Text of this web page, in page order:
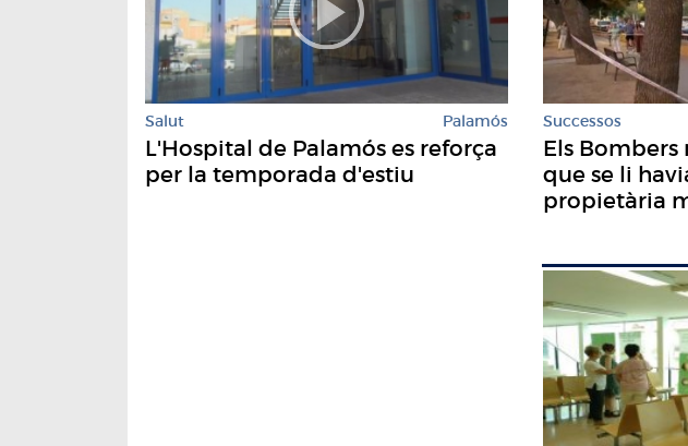
Salut Palamós
L'Hospital de Palamós es reforça
per la temporada d'estiu
Successos
Els Bombers
que se li
propietària